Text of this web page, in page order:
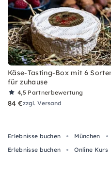
Käse-Tasting-Box mit 6
für zuhause
4,5 Partnerbewertung
84 €zzgl. Versand
Erlebnisse buchen München
Erlebnisse buchen
Online Kurs